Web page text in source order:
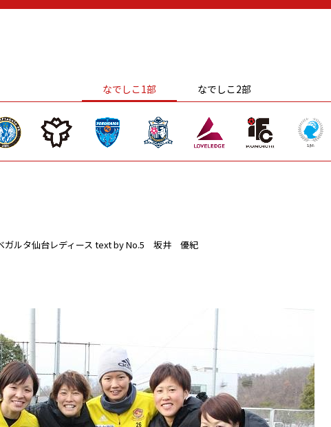
- - -
なでしこ1部 なでしこ2部
ガルタ仙台レディース text by No.5 坂井 優紀